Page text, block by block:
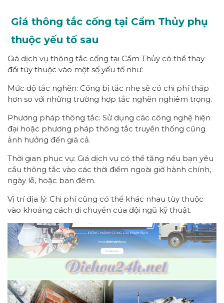
Giá thông tắc cống tại Cẩm Thủy phụ
thuộc yếu tố sau
Giá dịch vụ thông tắc cống tại Cẩm Thủy có thể thay
đổi tùy thuộc vào một số yếu tố như:
Mức độ tắc nghẽn: Cống bị tắc nhẹ sẽ có chi phí thấp
hơn so với những trường hợp tắc nghẽn nghiêm trọng.
Phương pháp thông tắc: Sử dụng các công nghệ hiện
đại hoặc phương pháp thông tắc truyền thống cũng
ảnh hưởng đến giá cả.
Thời gian phục vụ: Giá dịch vụ có thể tăng nếu bạn yêu
cầu thông tắc vào các thời điểm ngoài giờ hành chính,
ngày lễ, hoặc ban đêm.
Vị trí địa lý: Chi phí cũng có thể khác nhau tùy thuộc
vào khoảng cách di chuyển của đội ngũ kỹ thuật.